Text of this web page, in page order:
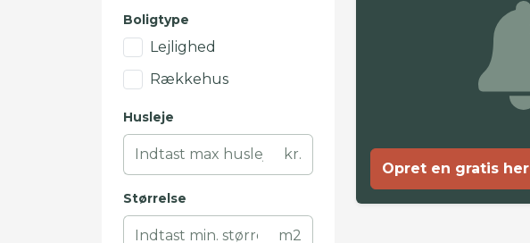
Boligtype
Lejlighed
Rækkehus
Husleje
kr.
Størrelse
m2
Opret en gratis her